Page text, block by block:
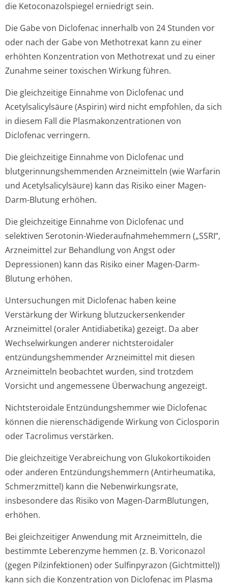
die Ketoconazolspiegel erniedrigt sein.
Die Gabe von Diclofenac innerhalb von 24 Stunden vor
oder nach der Gabe von Methotrexat kann zu einer
erhöhten Konzentration von Methotrexat und zu einer
Zunahme seiner toxischen Wirkung führen.
Die gleichzeitige Einnahme von Diclofenac und
Acetylsalicylsäure (Aspirin) wird nicht empfohlen, da sich
in diesem Fall die Plasmakonzentra­tionen von
Diclofenac verringern.
Die gleichzeitige Einnahme von Diclofenac und
blutgerinnungshem­menden Arzneimitteln (wie Warfarin
und Acetylsalicylsäure) kann das Risiko einer Magen-
Darm-Blutung erhöhen.
Die gleichzeitige Einnahme von Diclofenac und
selektiven Serotonin-Wiederaufnahme­hemmern („SSRI“,
Arzneimittel zur Behandlung von Angst oder
Depressionen) kann das Risiko einer Magen-Darm-
Blutung erhöhen.
Untersuchungen mit Diclofenac haben keine
Verstärkung der Wirkung blutzuckersenkender
Arzneimittel (oraler Antidiabetika) gezeigt. Da aber
Wechselwirkungen anderer nichtsteroidaler
entzündungshem­mender Arzneimittel mit diesen
Arzneimitteln beobachtet wurden, sind trotzdem
Vorsicht und angemessene Überwachung angezeigt.
Nichtsteroidale Entzündungshemmer wie Diclofenac
können die nierenschädigende Wirkung von Ciclosporin
oder Tacrolimus verstärken.
Die gleichzeitige Verabreichung von Glukokortikoiden
oder anderen Entzündungshemmern (Antirheumatika,
Schmerzmittel) kann die Nebenwirkungsrate,
insbesondere das Risiko von Magen-DarmBlutungen,
erhöhen.
Bei gleichzeitiger Anwendung mit Arzneimitteln, die
bestimmte Leberenzyme hemmen (z. B. Voriconazol
(gegen Pilzinfektionen) oder Sulfinpyrazon (Gichtmittel))
kann sich die Konzentration von Diclofenac im Plasma